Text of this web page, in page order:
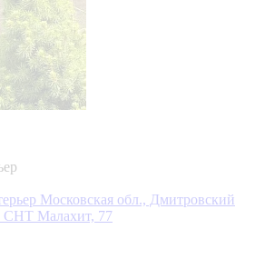
Московская обл., Дмитровский
СНТ Малахит, 77